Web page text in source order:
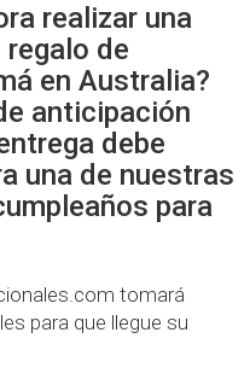
realizar una
de
en Australia?
anticipación
debe
una de nuestras
para
tomará
para que llegue su